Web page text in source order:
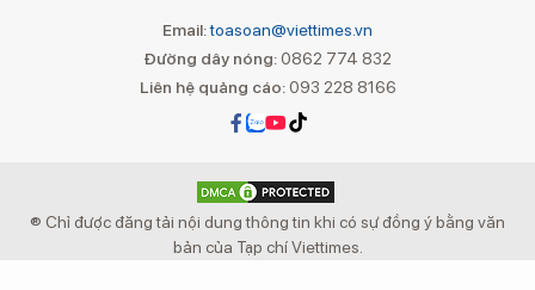
Email:toasoan@viettimes.vn
Đường dây nóng: 0862 774 832
Liên hệ quảng cáo:093 228 8166
® Chỉ được đăng tải nội dung thông tin khi có sự đồng ý bằng văn
bản của Tạp chí Viettimes.